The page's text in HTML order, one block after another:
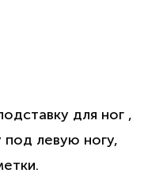
для ног ,
под левую ногу,